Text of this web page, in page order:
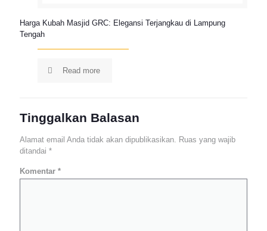
Harga Kubah Masjid GRC: Elegansi Terjangkau di Lampung
Tengah
Read more
Tinggalkan Balasan
Alamat email Anda tidak akan dipublikasikan. Ruas yang wajib
ditandai *
Komentar *